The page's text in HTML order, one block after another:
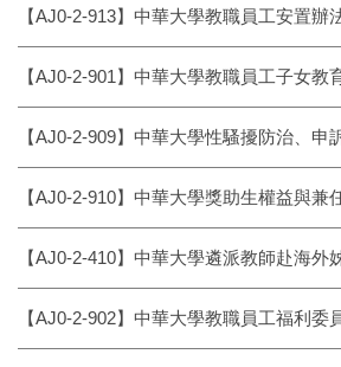
【AJ0-2-913】中華大學教職員工安置辦
【AJ0-2-901】中華大學教職員工子女教
【AJ0-2-909】中華大學性騷擾防治、申
【AJ0-2-910】中華大學獎助生權益與兼任助
【AJ0-2-410】中華大學遴派教師赴海外
【AJ0-2-902】中華大學教職員工福利委